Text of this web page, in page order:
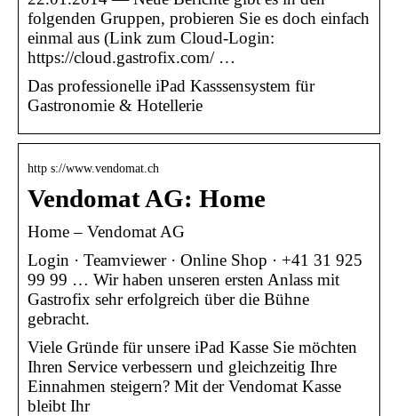
folgenden Gruppen, probieren Sie es doch einfach
einmal aus (Link zum Cloud-Login:
https://cloud.gastrofix.com/ …
Das professionelle iPad Kasssensystem für
Gastronomie & Hotellerie
http s://www.vendomat.ch
Vendomat AG: Home
Home – Vendomat AG
Login · Teamviewer · Online Shop · +41 31 925
99 99 … Wir haben unseren ersten Anlass mit
Gastrofix sehr erfolgreich über die Bühne
gebracht.
Viele Gründe für unsere iPad Kasse Sie möchten
Ihren Service verbessern und gleichzeitig Ihre
Einnahmen steigern? Mit der Vendomat Kasse
bleibt Ihr